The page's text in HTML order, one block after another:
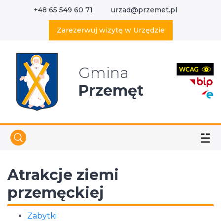
+48 65 549 60 71 urzad@przemet.pl
Zarezerwuj wizytę w Urzędzie
Gmina
Przemęt
☱
Atrakcje ziemi
przemęckiej
Zabytki
Wyszukaj w serwisie